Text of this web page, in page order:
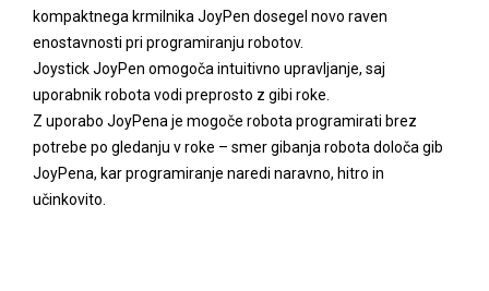
kompaktnega krmilnika JoyPen dosegel novo raven
enostavnosti pri programiranju robotov.
Joystick JoyPen omogoča intuitivno upravljanje, saj
uporabnik robota vodi preprosto z gibi roke.
Z uporabo JoyPena je mogoče robota programirati brez
potrebe po gledanju v roke – smer gibanja robota določa gib
JoyPena, kar programiranje naredi naravno, hitro in
učinkovito.